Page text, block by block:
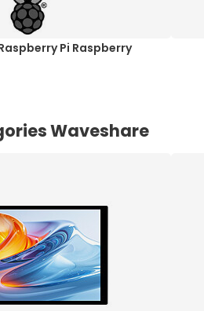
Pi Raspberry
Waveshare